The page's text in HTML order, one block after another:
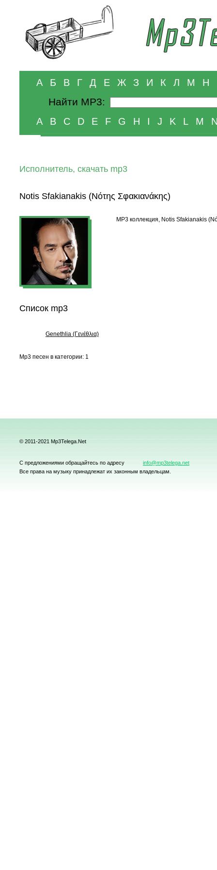
А Б В Г Д Е Ж З И К Л М Н
Найти MP3:
A B C D E F G H I J K L M
Исполнитель, скачать mp3
Notis Sfakianakis (Νότης Σφακιανάκης)
MP3 коллекция, Notis Sfakianakis
Список mp3
Genethlia (Γενέθλια)
Mp3 песен в категории: 1
© 2011-2021 Mp3Telega.Net
С предложениями обращайтесь по адресу
info@mp3telega.net
Все права на музыку принадлежат их законным владельцам.